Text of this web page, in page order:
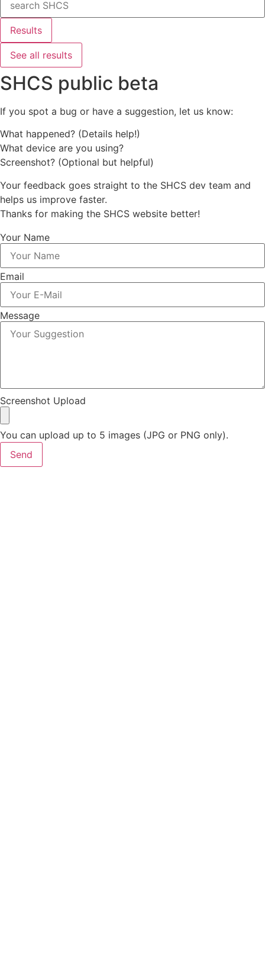
Results
See all results
SHCS public beta
If you spot a bug or have a suggestion, let us know:
What happened? (Details help!)
What device are you using?
Screenshot? (Optional but helpful)
Your feedback goes straight to the SHCS dev team and
helps us improve faster.
Thanks for making the SHCS website better!
Your Name
Email
Message
Screenshot Upload
You can upload up to 5 images (JPG or PNG only).
Send